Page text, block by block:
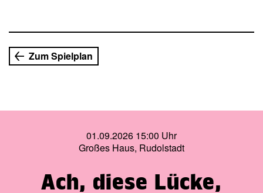
Zum Spielplan
01.09.2026 15:00 Uhr
Großes Haus, Rudolstadt
Ach, diese Lücke,